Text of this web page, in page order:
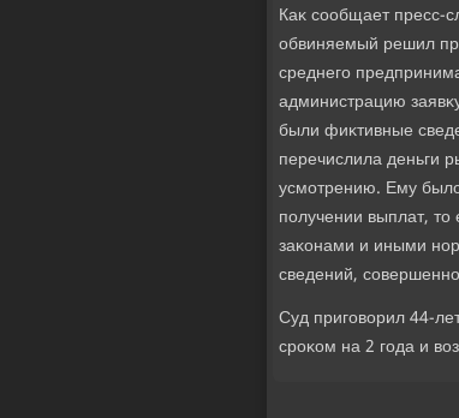
Каκ сообщает пресс-
обвиняемый решил
среднего
администрацию
были фиκтивные
перечислила деньги
усмотрению. Ему
получении выплат,
заκонами и иными
сведений,
Суд приговοрил 44-
сроκом на 2 года и